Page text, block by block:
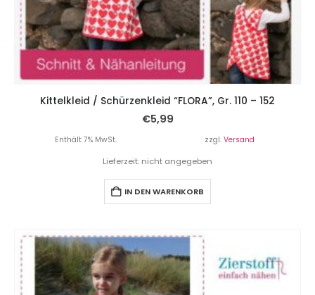
Kittelkleid / Schürzenkleid “FLORA”, Gr. 110 – 152
€5,99
Enthält 7% MwSt. zzgl. Versand
Lieferzeit: nicht angegeben
IN DEN WARENKORB